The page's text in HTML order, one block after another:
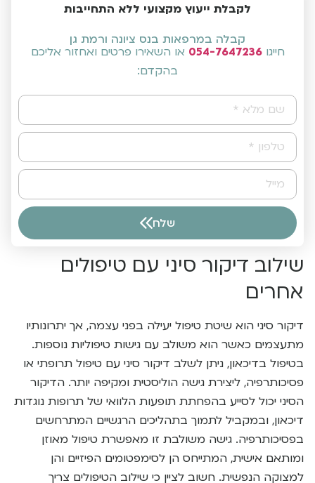
לקבלת ייעוץ מקצועי ללא התחייבות
קבלה במרפאות בנס ציונה ורמת גן
חייגו054-7647236 או השאירו פרטים ואחזור אליכם
בהקדם:
שלח
שילוב דיקור סיני עם טיפולים
אחרים
דיקור סיני הוא שיטת טיפול יעילה בפני עצמה, אך יתרונותיו
מתעצמים כאשר הוא משולב עם גישות טיפוליות נוספות.
בטיפול בדיכאון, ניתן לשלב דיקור סיני עם טיפול תרופתי או
פסיכותרפיה, ליצירת גישה הוליסטית ומקיפה יותר. הדיקור
הסיני יכול לסייע בהפחתת תופעות הלוואי של תרופות נוגדות
דיכאון, ובמקביל לתמוך בתהליכים הרגשיים המתרחשים
בפסיכותרפיה. גישה משולבת זו מאפשרת טיפול מאוזן
ומותאם אישית, המתייחס הן לסימפטומים הפיזיים והן
למצוקה הנפשית. חשוב לציין כי שילוב הטיפולים צריך